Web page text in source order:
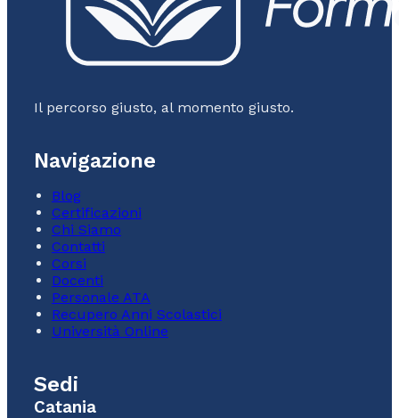
Il percorso giusto, al momento giusto.
Navigazione
Blog
Certificazioni
Chi Siamo
Contatti
Corsi
Docenti
Personale ATA
Recupero Anni Scolastici
Università Online
Sedi
Catania